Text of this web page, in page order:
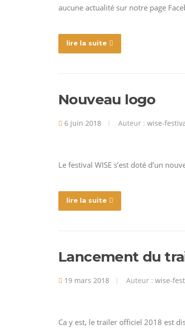
aucune actualité sur notre page
lire la suite
Nouveau logo
6 juin 2018 Auteur : wise-
Le festival WISE s’est doté d’un
lire la suite
Lancement du
19 mars 2018 Auteur : wise-
Ca y est, le trailer officiel 2018 est